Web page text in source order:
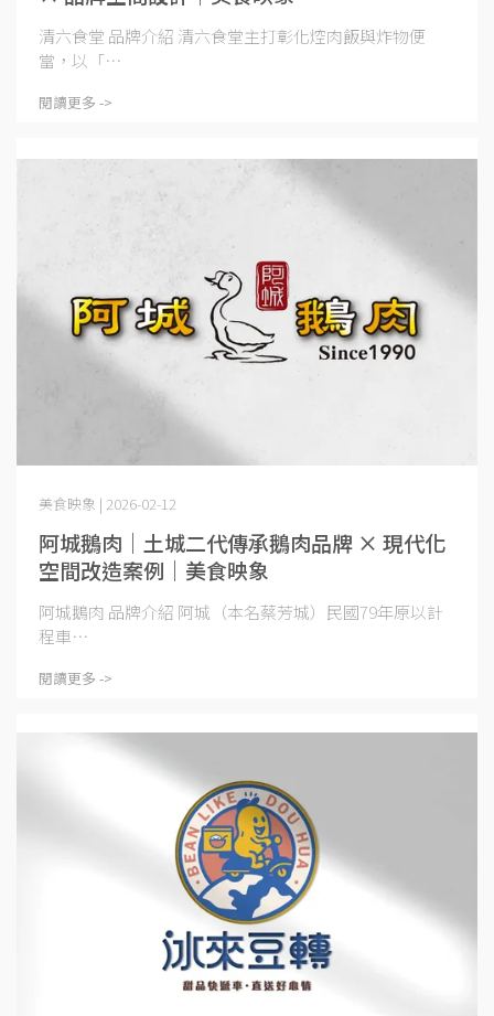
清六食堂 品牌介紹 清六食堂主打彰化焢肉飯與炸物便
當，以「⋯
閱讀更多 ->
阿城鵝肉｜土城二代傳承鵝肉品牌 × 現代化
空間改造案例｜美食映象
美食映象 | 2026-02-12
阿城鵝肉 品牌介紹 阿城（本名蔡芳城）民國79年原以計
程車⋯
閱讀更多 ->